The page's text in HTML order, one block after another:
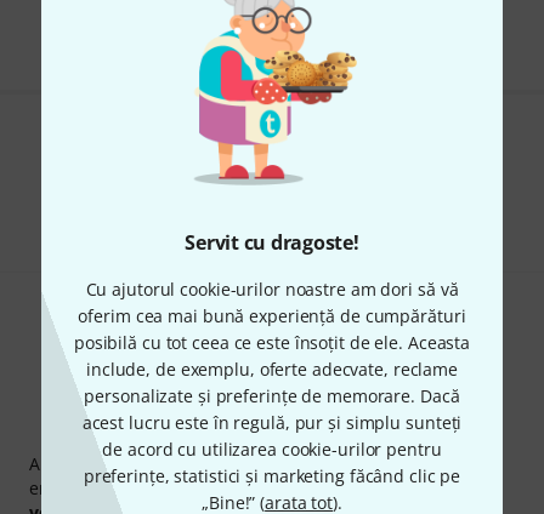
Servit cu dragoste!
Cu ajutorul cookie-urilor noastre am dori să vă
oferim cea mai bună experiență de cumpărături
posibilă cu tot ceea ce este însoțit de ele. Aceasta
include, de exemplu, oferte adecvate, reclame
personalizate și preferințe de memorare. Dacă
acest lucru este în regulă, pur și simplu sunteți
de acord cu utilizarea cookie-urilor pentru
preferințe, statistici și marketing făcând clic pe
„Bine!” (arata tot).
Preturile includ TVA
Îți place ceea ce vezi?
Newsletter Thomann
Abonați-vă la buletinul informativ Thomann în limba
engleză și, cu puțin noroc, puteți câștiga unul dintre